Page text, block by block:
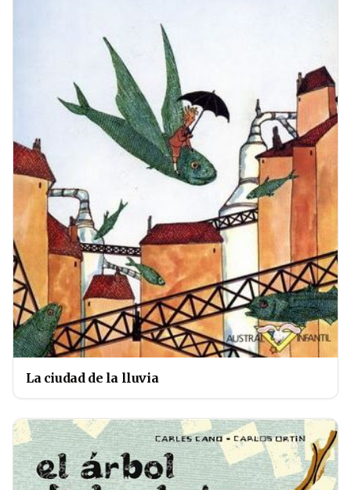
La ciudad de la lluvia